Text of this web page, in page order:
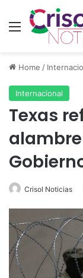
Menu
Home /
Internacional
Texas
Crisol Noticias